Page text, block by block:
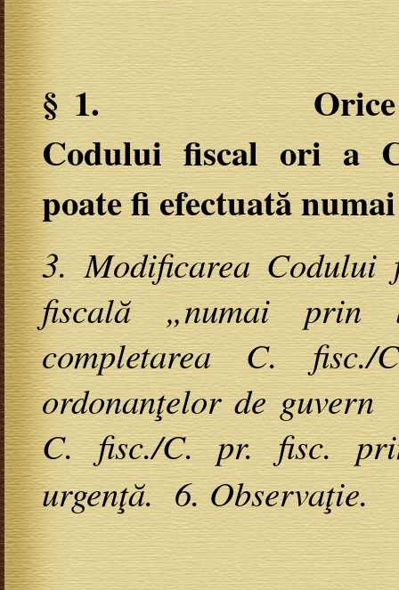
§ 1. Orice
Codului fiscal ori a
poate fi efectuată
3. Modificarea
fiscală „numai
completarea C.
ordonanţelor de
C. fisc./C. pr. fisc.
urgenţă. 6. Observaţie.